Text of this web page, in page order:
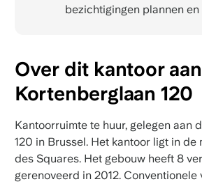
bezichtigingen plannen
Over dit kantoor
Kortenberglaan 120
Kantoorruimte te huur, gelegen aan
120 in Brussel. Het kantoor ligt in de
des Squares. Het gebouw heeft 8
gerenoveerd in 2012. Conventionele